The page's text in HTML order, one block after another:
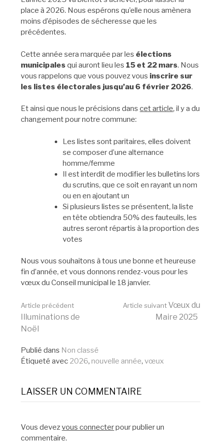
place à 2026. Nous espérons qu’elle nous amènera
moins d’épisodes de sécheresse que les
précédentes.
Cette année sera marquée par les élections
municipales qui auront lieu les 15 et 22 mars. Nous
vous rappelons que vous pouvez vous inscrire sur
les listes électorales jusqu’au 6 février 2026.
Et ainsi que nous le précisions danscet article, il y a du
changement pour notre commune:
Les listes sont paritaires, elles doivent
se composer d’une alternance
homme/femme
Il est interdit de modifier les bulletins lors
du scrutins, que ce soit en rayant un nom
ou en en ajoutant un
Si plusieurs listes se présentent, la liste
en tête obtiendra 50% des fauteuils, les
autres seront répartis à la proportion des
votes
Nous vous souhaitons à tous une bonne et heureuse
fin d’année, et vous donnons rendez-vous pour les
vœux du Conseil municipal le 18 janvier.
Lire
la
Article précédent
Illuminations de
Noël
Article suivantVœux du
Maire 2025
Publié dans Non classé
Étiqueté avec 2026,nouvelle année,vœux
LAISSER UN COMMENTAIRE
Vous devezvous connecterpour publier un
commentaire.